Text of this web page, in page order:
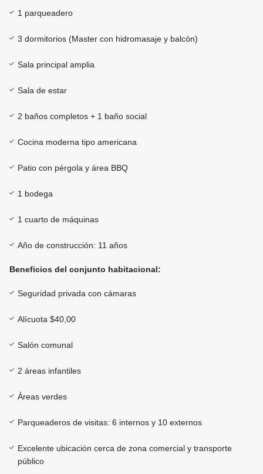
1 parqueadero
3 dormitorios (Master con hidromasaje y balcón)
Sala principal amplia
Sala de estar
2 baños completos + 1 baño social
Cocina moderna tipo americana
Patio con pérgola y área BBQ
1 bodega
1 cuarto de máquinas
Año de construcción: 11 años
Beneficios del conjunto habitacional:
Seguridad privada con cámaras
Alícuota $40,00
Salón comunal
2 áreas infantiles
Áreas verdes
Parqueaderos de visitas: 6 internos y 10 externos
Excelente ubicación cerca de zona comercial y transporte
público